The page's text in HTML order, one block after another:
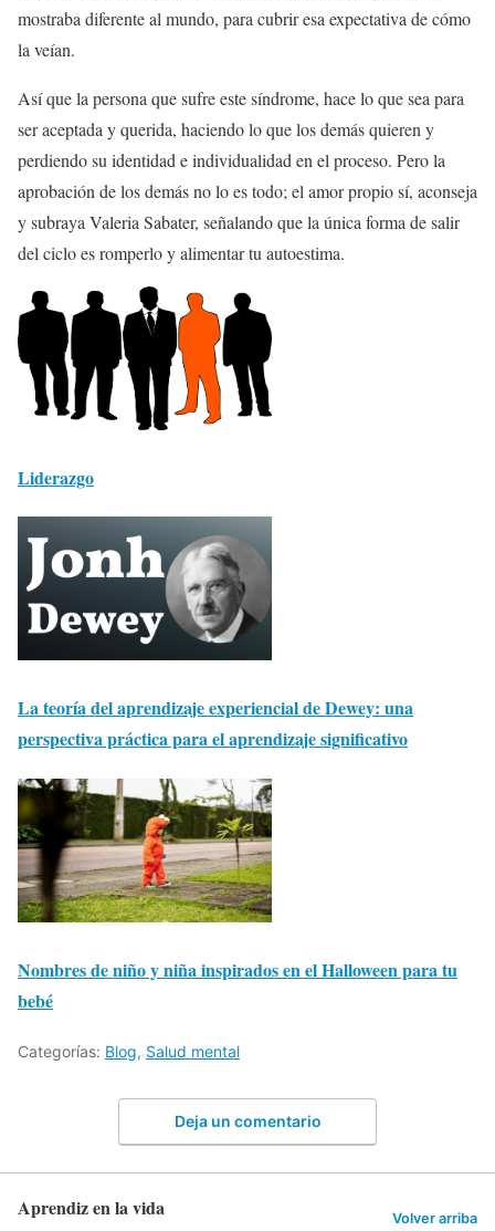
mostraba diferente al mundo, para cubrir esa expectativa de cómo
la veían.
Así que la persona que sufre este síndrome, hace lo que sea para
ser aceptada y querida, haciendo lo que los demás quieren y
perdiendo su identidad e individualidad en el proceso. Pero la
aprobación de los demás no lo es todo; el amor propio sí, aconseja
y subraya Valeria Sabater, señalando que la única forma de salir
del ciclo es romperlo y alimentar tu autoestima.
Liderazgo
La teoría del aprendizaje experiencial de Dewey: una
perspectiva práctica para el aprendizaje significativo
Nombres de niño y niña inspirados en el Halloween para tu
bebé
Categorías: Blog, Salud mental
Deja un comentario
Aprendiz en la vida Volver arriba